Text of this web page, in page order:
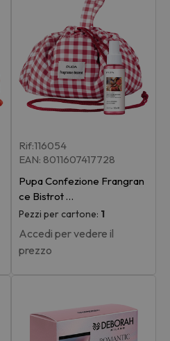
Rif:116054
EAN: 8011607417728
Pupa Confezione Frangran
ce Bistrot …
Pezzi per cartone: 1
Accedi per vedere il
prezzo